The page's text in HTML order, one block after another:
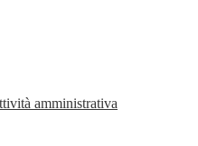
amministrativa